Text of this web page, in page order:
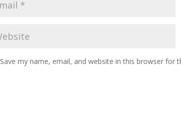
Save my name, email, and website in this browser for